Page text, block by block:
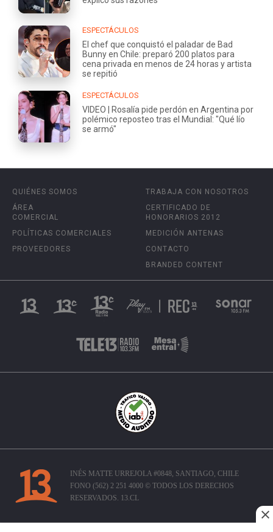
ESPECTÁCULOS
El chef que conquistó el paladar de Bad
Bunny en Chile: preparó 200 platos para
cena privada en menos de 24 horas y artista
se repitió
ESPECTÁCULOS
VIDEO | Rosalía pide perdón en Argentina por
polémico reposteo tras el Mundial: "Qué lío
se armó"
QUIÉNES SOMOS
ÁREA
COMERCIAL
POLÍTICAS COMERCIALES
PROVEEDORES
TRABAJA CON NOSOTROS
CERTIFICADO DE
HONORARIOS 2012
MEDICIÓN ANTENAS
CONTACTO
BRANDED CONTENT
INÉS MATTE URREJOLA #0848, SANTIAGO, CHILE
FONO (562) 2 251 4000 © TODOS LOS DERECHOS
RESERVADOS. 13.CL